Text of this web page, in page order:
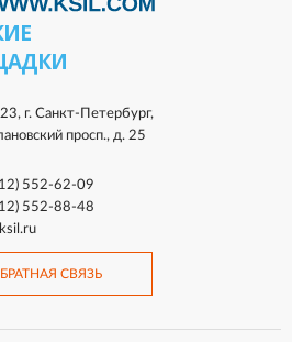
г. Санкт-Петербург,
просп., д. 25
552-62-09
552-88-48
СВЯЗЬ